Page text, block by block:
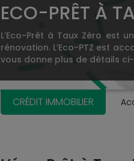
ECO-PRÊT À
L’Eco-Prêt à Taux Zéro est
rénovation. L’Eco-PTZ est
vous donne plus de détails
CRÉDIT IMMOBILIER